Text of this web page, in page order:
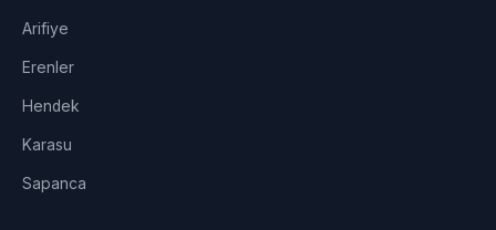
Arifiye
Erenler
Hendek
Karasu
Sapanca